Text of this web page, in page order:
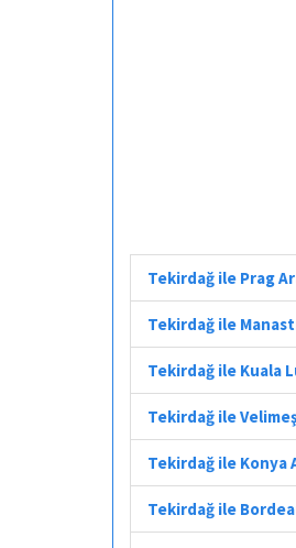
Tekirdağ ile Prag
Tekirdağ ile
Tekirdağ ile Kuala
Tekirdağ ile
Tekirdağ ile Konya
Tekirdağ ile